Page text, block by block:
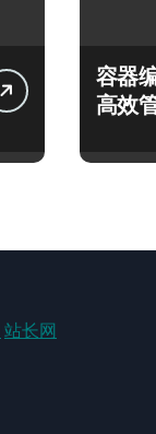
容器
高效
站长网